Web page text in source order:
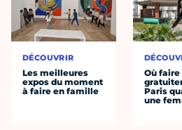
DÉCOUVRIR
Les meilleures
expos du moment
à faire en famille
Où faire
Paris
une